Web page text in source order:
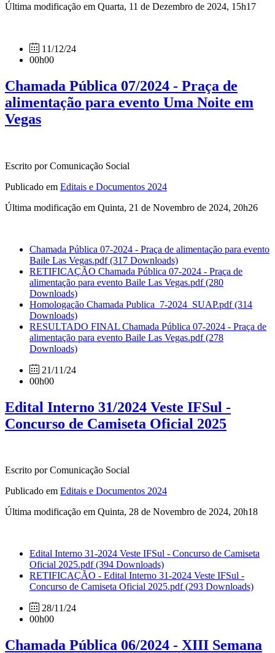
Última modificação em Quarta, 11 de Dezembro de 2024, 15h17
11/12/24
00h00
Chamada Pública 07/2024 - Praça de
alimentação para evento Uma Noite em
Vegas
Escrito por Comunicação Social
Publicado em Editais e Documentos 2024
Última modificação em Quinta, 21 de Novembro de 2024, 20h26
Chamada Pública 07-2024 - Praça de alimentação para evento
Baile Las Vegas.pdf(317 Downloads)
RETIFICAÇÃO Chamada Pública 07-2024 - Praça de
alimentação para evento Baile Las Vegas.pdf(280
Downloads)
Homologação Chamada Publica_7-2024_SUAP.pdf(314
Downloads)
RESULTADO FINAL Chamada Pública 07-2024 - Praça de
alimentação para evento Baile Las Vegas.pdf(278
Downloads)
21/11/24
00h00
Edital Interno 31/2024 Veste IFSul -
Concurso de Camiseta Oficial 2025
Escrito por Comunicação Social
Publicado em Editais e Documentos 2024
Última modificação em Quinta, 28 de Novembro de 2024, 20h18
Edital Interno 31-2024 Veste IFSul - Concurso de Camiseta
Oficial 2025.pdf(394 Downloads)
RETIFICAÇÃO - Edital Interno 31-2024 Veste IFSul -
Concurso de Camiseta Oficial 2025.pdf(293 Downloads)
28/11/24
00h00
Chamada Pública 06/2024 - XIII Semana